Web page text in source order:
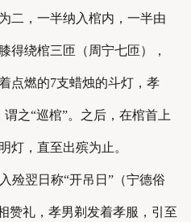
二，一半纳入棺内，一半由
得绕棺三匝（周宁七匝），
点燃的7支蜡烛的斗灯，孝
之“巡棺”。之后，在棺首上
灯，直至出殡为止。
殓翌日称“开吊日”（宁德俗
赞礼，孝男剃发着孝服，引至